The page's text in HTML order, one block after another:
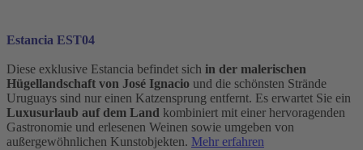
Estancia EST04
Diese exklusive Estancia befindet sich in der malerischen
Hügellandschaft von José Ignacio und die schönsten Strände
Uruguays sind nur einen Katzensprung entfernt. Es erwartet Sie ein
Luxusurlaub auf dem Land kombiniert mit einer hervoragenden
Gastronomie und erlesenen Weinen sowie umgeben von
außergewöhnlichen Kunstobjekten. Mehr erfahren